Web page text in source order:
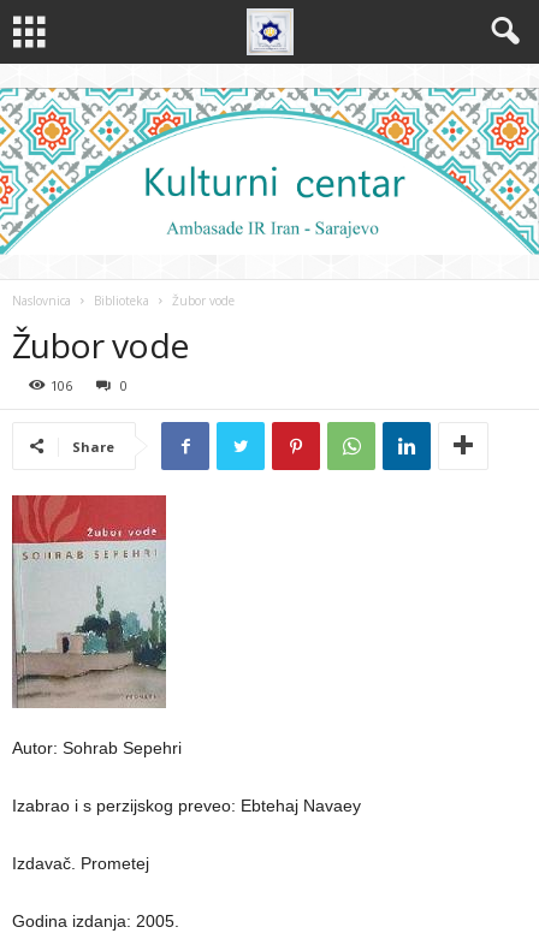
Naslovnica Biblioteka Žubor vode
Žubor vode
106 0
Share
Autor: Sohrab Sepehri
Izabrao i s perzijskog preveo: Ebtehaj Navaey
Izdavač. Prometej
Godina izdanja: 2005.